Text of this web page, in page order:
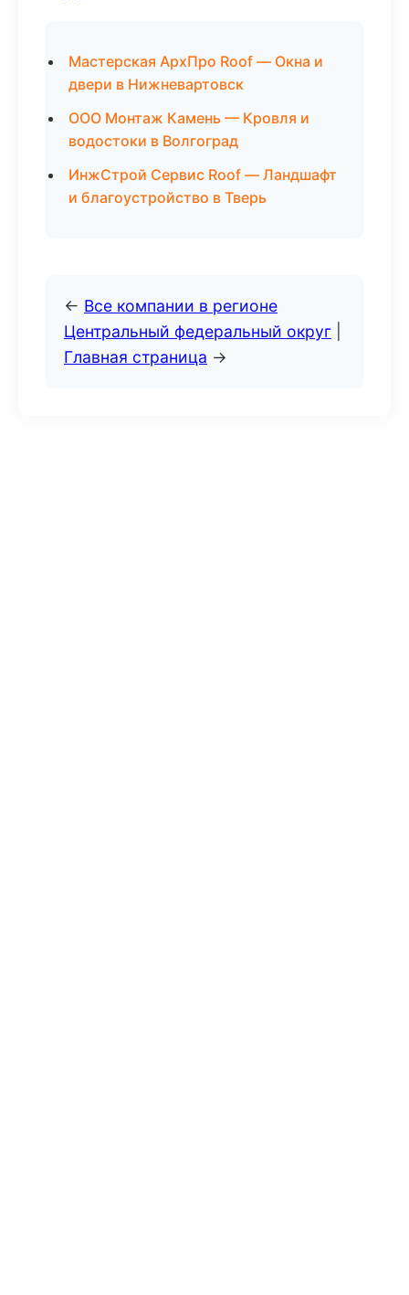
Мастерская АрхПро Roof — Окна и
двери в Нижневартовск
ООО Монтаж Камень — Кровля и
водостоки в Волгоград
ИнжСтрой Сервис Roof — Ландшафт
и благоустройство в Тверь
← Все компании в регионе
Центральный федеральный округ
Главная страница →